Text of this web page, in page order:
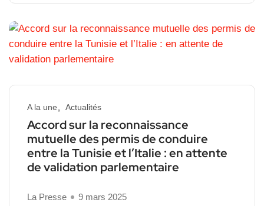
A la une Actualités
Accord sur la reconnaissance
mutuelle des permis de conduire
entre la Tunisie et l’Italie : en attente
de validation parlementaire
La Presse
9 mars 2025